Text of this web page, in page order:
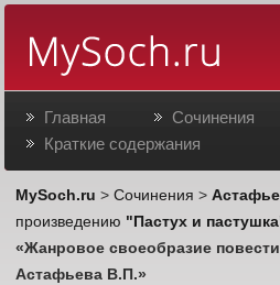
Главная
Сочинения
Краткие содержания
MySoch.ru >Сочинения >
произведению "Пастух и
«Жанровое своеобразие
Астафьева В.П.»